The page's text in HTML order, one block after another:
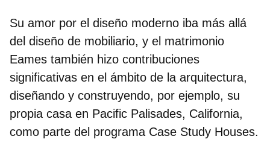
Su amor por el diseño moderno iba más allá
del diseño de mobiliario, y el matrimonio
Eames también hizo contribuciones
significativas en el ámbito de la arquitectura,
diseñando y construyendo, por ejemplo, su
propia casa en Pacific Palisades, California,
como parte del programa Case Study Houses.